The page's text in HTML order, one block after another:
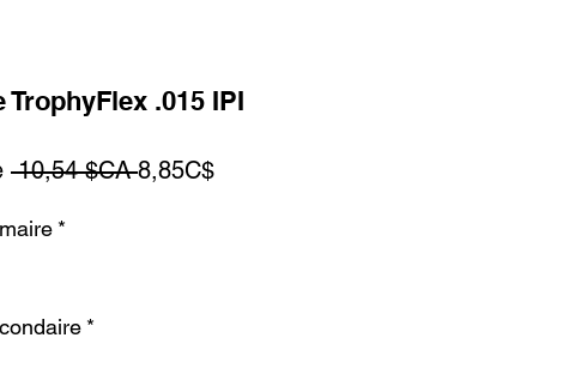
TrophyFlex .015 IPI
10,54 $CA Prix
8,85C$Prix
*
*